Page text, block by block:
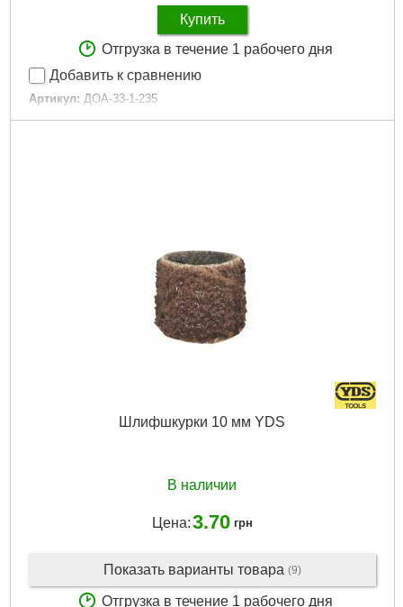
Купить
Отгрузка в течение 1 рабочего дня
Добавить к сравнению
Артикул: ДОА-33-1-235
Код товара: 10.84.21
Шлифшкурки 10 мм YDS
В наличии
Цена:3.70 грн
Показать варианты товара (9)
Отгрузка в течение 1 рабочего дня